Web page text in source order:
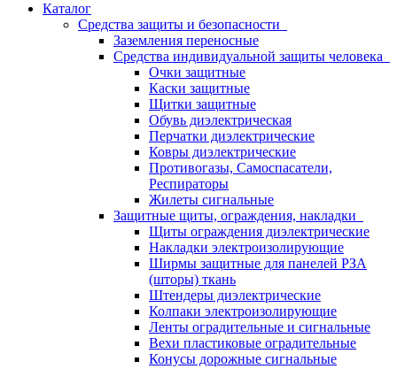
Каталог
Средства защиты и безопасности
Заземления переносные
Средства индивидуальной защиты человека
Очки защитные
Каски защитные
Щитки защитные
Обувь диэлектрическая
Перчатки диэлектрические
Ковры диэлектрические
Противогазы, Самоспасатели,
Респираторы
Жилеты сигнальные
Защитные щиты, ограждения, накладки
Щиты ограждения диэлектрические
Накладки электроизолирующие
Ширмы защитные для панелей РЗА
(шторы) ткань
Штендеры диэлектрические
Колпаки электроизолирующие
Ленты оградительные и сигнальные
Вехи пластиковые оградительные
Конусы дорожные сигнальные